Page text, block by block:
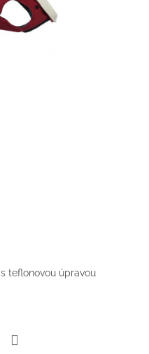
s teflonovou úpravou